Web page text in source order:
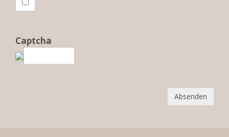
Captcha
Absenden